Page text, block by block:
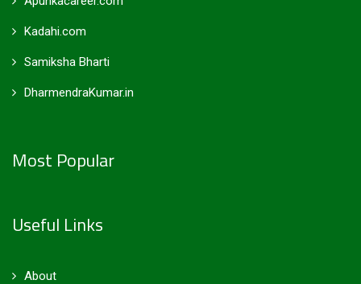
Kadahi.com
Samiksha Bharti
DharmendraKumar.in
Most Popular
Useful Links
About